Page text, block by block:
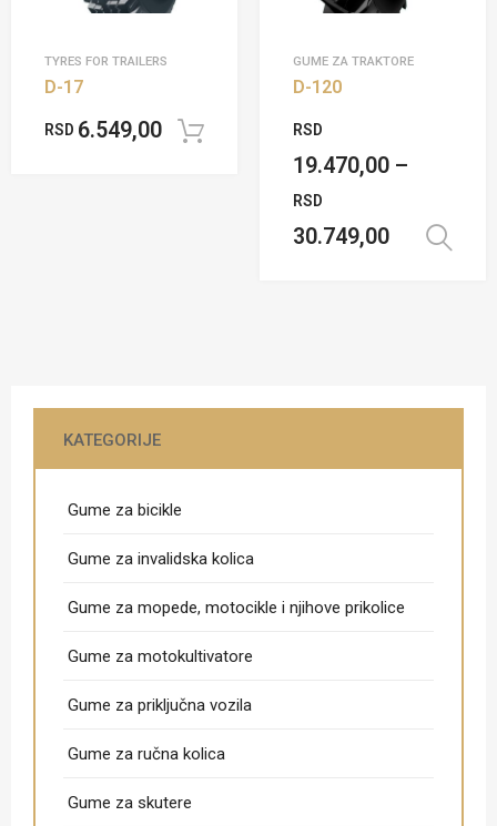
TYRES FOR TRAILERS
D-17
RSD 6.549,00 Dodaj u korpu
GUME ZA TRAKTORE
D-120
RSD
19.470,00 –
RSD
30.749,00
KATEGORIJE
Gume za bicikle
Gume za invalidska kolica
Gume za mopede, motocikle i njihove prikolice
Gume za motokultivatore
Gume za priključna vozila
Gume za ručna kolica
Gume za skutere